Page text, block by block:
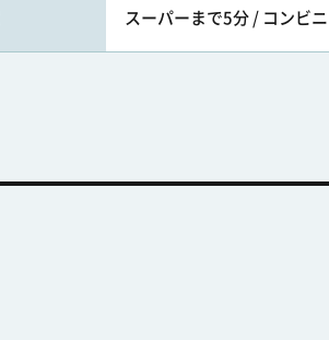
スーパーまで5分 / コンビ